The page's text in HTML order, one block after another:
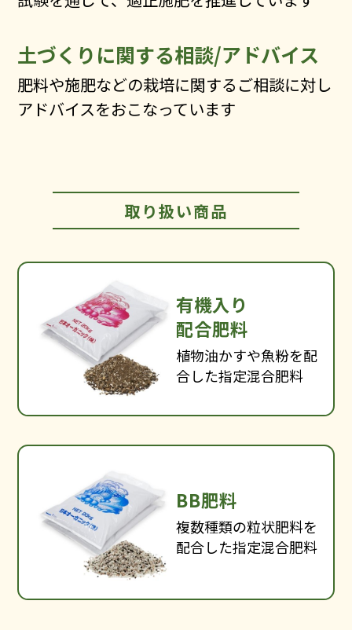
ニュース
会社概要
私たちの取り組み
土づくりに関する相談/アドバイス
肥料や施肥などの栽培に関するご相談に対し
アドバイスをおこなっています
取り扱い商品
有機入り
配合肥料
植物油かすや魚粉を配
合した指定混合肥料
BB肥料
複数種類の粒状肥料を
配合した指定混合肥料